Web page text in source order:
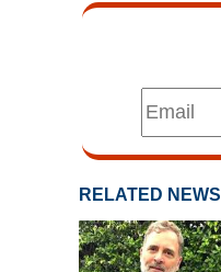
RELATED NEWS